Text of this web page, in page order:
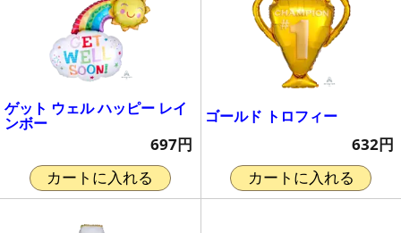
ゲット ウェル ハッピー レイ
ンボー
697円
カートに入れる
ゴールド トロフィー
632円
カートに入れる